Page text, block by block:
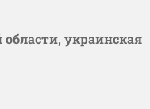
украинская